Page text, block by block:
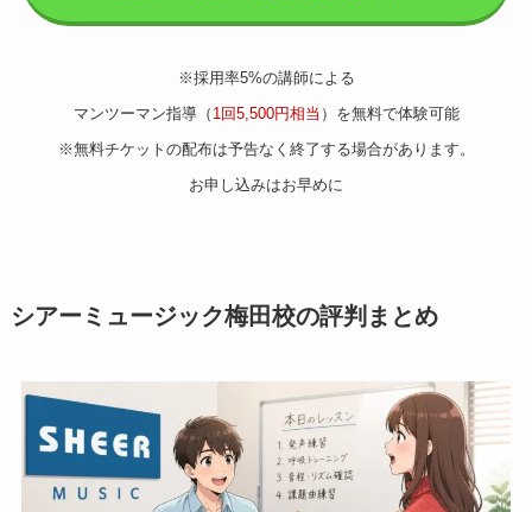
※採用率5%の講師による
マンツーマン指導（ 1回5,500円相当 ）を無料で体験可能
※無料チケットの配布は予告なく終了する場合があります。
お申し込みはお早めに
シアーミュージック梅田校の評判まとめ